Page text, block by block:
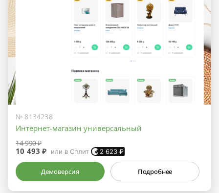
№ 8134238
Интернет-магазин универсальный
14 990 ₽
10 493 ₽ или в Сплит 2 623₽
Демоверсия Подробнее